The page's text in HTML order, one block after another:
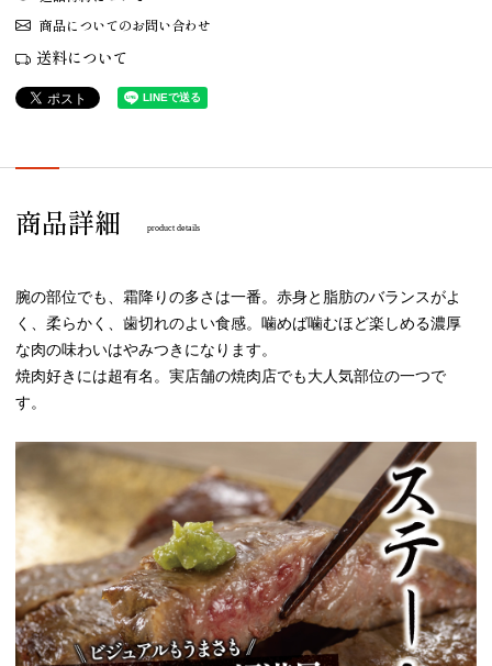
商品についてのお問い合わせ
送料について
商品詳細 product details
腕の部位でも、霜降りの多さは一番。赤身と脂肪のバランスがよ
く、柔らかく、歯切れのよい食感。噛めば噛むほど楽しめる濃厚
な肉の味わいはやみつきになります。
焼肉好きには超有名。実店舗の焼肉店でも大人気部位の一つで
す。